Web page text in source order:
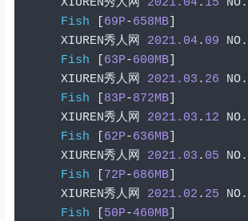
Fish
69P-658MB]
XIUREN秀人网 2021.04. 09 NO.
Fish
63P-600MB]
XIUREN秀人网 2021.03 . 26 NO.
Fish
83P-872MB]
XIUREN秀人网 2021.03 . 12 NO.
Fish
62P-636MB]
XIUREN秀人网 2021.03 . 05 NO.
Fish
72P-686MB]
XIUREN秀人网 2021.02 . 25 NO.
Fish
50P-460MB]